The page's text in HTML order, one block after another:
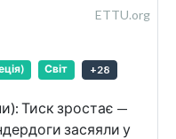
ETTU.org
Світ +28
Тиск зростає —
засяяли у